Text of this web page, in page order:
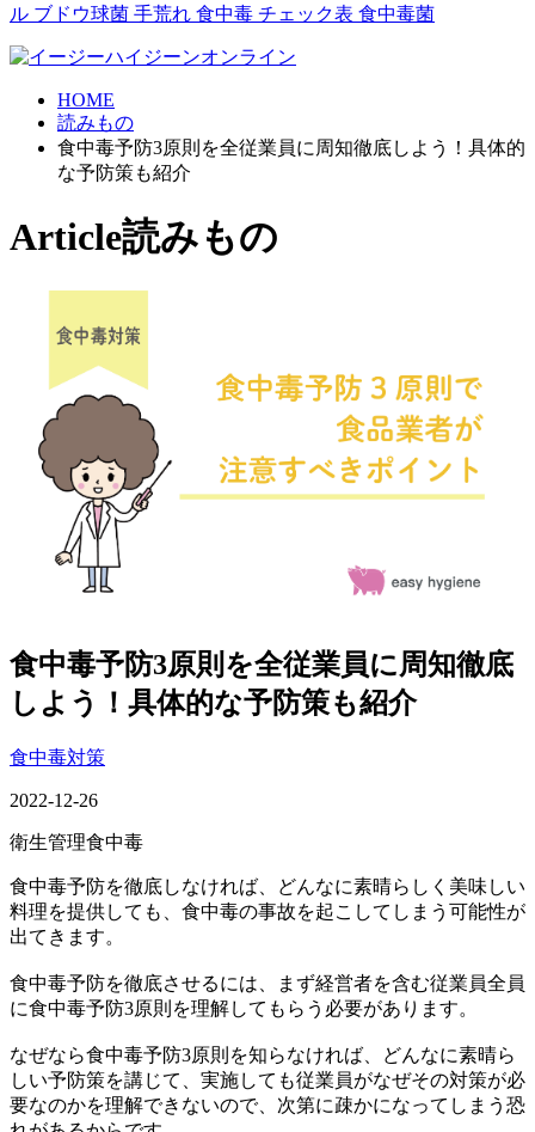
ル ブドウ球菌 手荒れ 食中毒 チェック表 食中毒菌
HOME
読みもの
食中毒予防3原則を全従業員に周知徹底しよう！具体的
な予防策も紹介
Article読みもの
食中毒予防3原則を全従業員に周知徹底
しよう！具体的な予防策も紹介
食中毒対策
2022-12-26
衛生管理食中毒
食中毒予防を徹底しなければ、どんなに素晴らしく美味しい
料理を提供しても、食中毒の事故を起こしてしまう可能性が
出てきます。
食中毒予防を徹底させるには、まず経営者を含む従業員全員
に食中毒予防3原則を理解してもらう必要があります。
なぜなら食中毒予防3原則を知らなければ、どんなに素晴ら
しい予防策を講じて、実施しても従業員がなぜその対策が必
要なのかを理解できないので、次第に疎かになってしまう恐